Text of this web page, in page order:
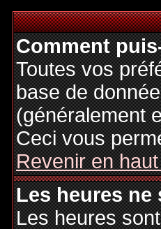
Comment
Toutes vos
base de
(généralement
Ceci vous
Revenir en
Les heures
Les heures